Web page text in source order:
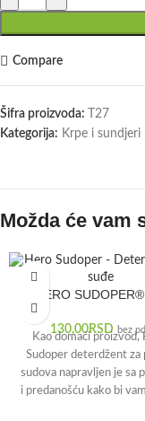
Compare
Šifra proizvoda:
T27
Kategorija: Krpe i sundjeri
Možda će vam
HERO
130,00RSD bez
Kao domaći proizvod,
Sudoper deterdžent za
sudova napravljen je sa
i predanošću kako bi